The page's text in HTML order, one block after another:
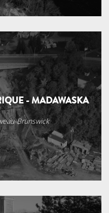
- MADAWASKA
Brunswick